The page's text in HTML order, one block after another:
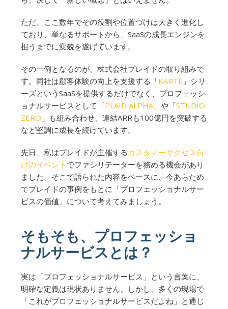
ただ、ここ数年でその役割や位置づけは大きく進化し
ており、単なるサポートから、SaaSの成長エンジンを
担うまでに変貌を遂げています。
その一例となるのが、株式会社プレイドの取り組みで
す。同社は顧客体験の向上を支援する「KARTE 」シリ
ーズというSaaSを提供するだけでなく、プロフェッシ
ョナルサービスとして「PLAID ALPHA」や「STUDIO
ZERO 」も組み合わせ、連結ARRも100億円を突破する
など堅調に成長を続けています。
先日、私はプレイドが主催する カスタマーサクセス向
けのイベント でファシリテーターを務める機会があり
ました。そこで語られた内容をベースに、今あらため
てプレイドの事例をもとに「プロフェッショナルサー
ビスの価値」について考えてみましょう。
そもそも、プロフェッショ
ナルサービスとは？
実は「プロフェッショナルサービス」という言葉に、
明確な定義は現状ありません。しかし、多くの現場で
「これがプロフェッショナルサービスだよね」と通じ